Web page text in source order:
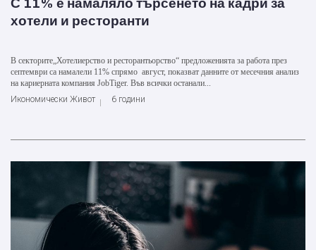
С 11% е намаляло търсенето на кадри за
хотели и ресторанти
В секторите„Хотелиерство и ресторантьорство“ предложенията за работа през
септември са намалели 11% спрямо август, показват данните от месечния анализ
на кариерната компания JobTiger. Във всички останали...
Икономически Живот
6 години